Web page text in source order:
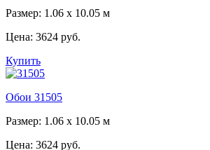
Размер: 1.06 x 10.05 м
Цена: 3624 руб.
Купить
Обои 31505
Размер: 1.06 x 10.05 м
Цена: 3624 руб.